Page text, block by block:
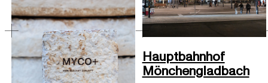
Hauptbahnhof
Mönchengladbach